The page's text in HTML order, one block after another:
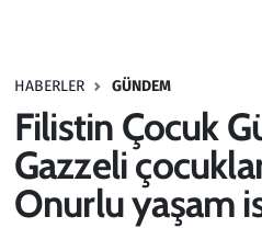
HABERLER GÜNDEM
Filistin Çocuk
Gazzeli
Onurlu yaşam
Haber
Kültür Sanat
Kurumsal Haberler